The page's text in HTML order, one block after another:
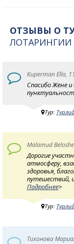
ОТЗЫВЫ О
ЛОТАРИНГИИ
Kuperman Ella,
Спасибо Жене и
Тур:
Malamud
Дорогие
атмосферу,
здоровья,
путешествий,
Подробнее>
Тур:
Тихонова